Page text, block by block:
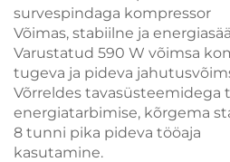
survespindaga kompressor
Võimas, stabiilne ja
Varustatud 590 W võimsa
tugeva ja pideva
Võrreldes tavasüsteemidega
energiatarbimise, kõrgema
8 tunni pika pideva tööaja
kasutamine.